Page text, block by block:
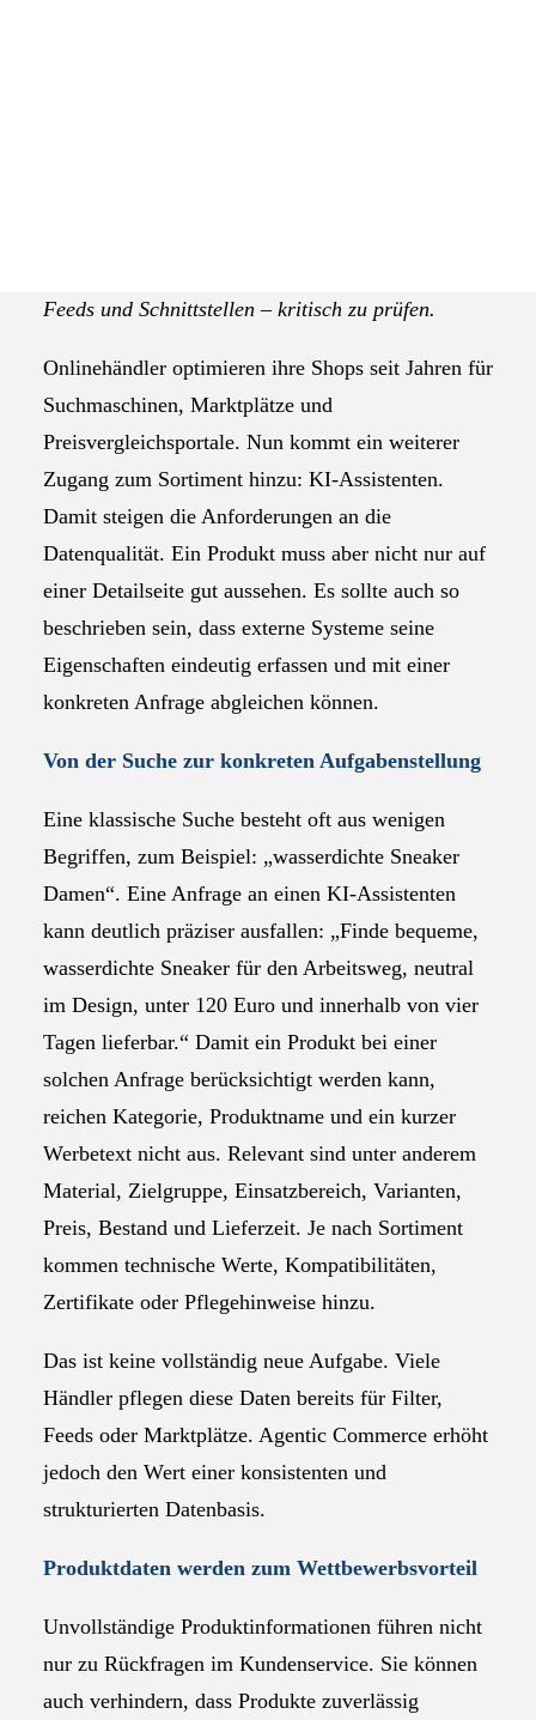
Feeds und Schnittstellen – kritisch zu prüfen.
Onlinehändler optimieren ihre Shops seit Jahren für
Suchmaschinen, Marktplätze und
Preisvergleichsportale. Nun kommt ein weiterer
Zugang zum Sortiment hinzu: KI-Assistenten.
Damit steigen die Anforderungen an die
Datenqualität. Ein Produkt muss aber nicht nur auf
einer Detailseite gut aussehen. Es sollte auch so
beschrieben sein, dass externe Systeme seine
Eigenschaften eindeutig erfassen und mit einer
konkreten Anfrage abgleichen können.
Von der Suche zur konkreten Aufgabenstellung
Eine klassische Suche besteht oft aus wenigen
Begriffen, zum Beispiel: „wasserdichte Sneaker
Damen“. Eine Anfrage an einen KI-Assistenten
kann deutlich präziser ausfallen: „Finde bequeme,
wasserdichte Sneaker für den Arbeitsweg, neutral
im Design, unter 120 Euro und innerhalb von vier
Tagen lieferbar.“ Damit ein Produkt bei einer
solchen Anfrage berücksichtigt werden kann,
reichen Kategorie, Produktname und ein kurzer
Werbetext nicht aus. Relevant sind unter anderem
Material, Zielgruppe, Einsatzbereich, Varianten,
Preis, Bestand und Lieferzeit. Je nach Sortiment
kommen technische Werte, Kompatibilitäten,
Zertifikate oder Pflegehinweise hinzu.
Das ist keine vollständig neue Aufgabe. Viele
Händler pflegen diese Daten bereits für Filter,
Feeds oder Marktplätze. Agentic Commerce erhöht
jedoch den Wert einer konsistenten und
strukturierten Datenbasis.
Produktdaten werden zum Wettbewerbsvorteil
Unvollständige Produktinformationen führen nicht
nur zu Rückfragen im Kundenservice. Sie können
auch verhindern, dass Produkte zuverlässig